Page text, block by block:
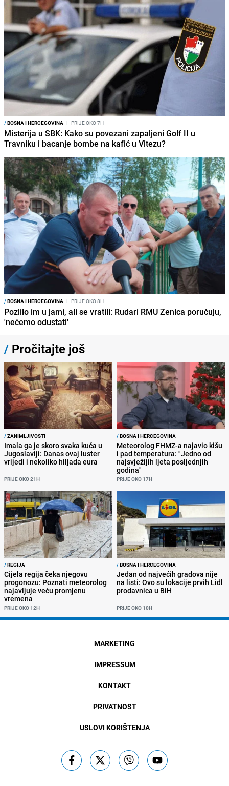
/BOSNA I HERCEGOVINA I PRIJE OKO 7H
Misterija u SBK: Kako su povezani zapaljeni Golf II u
Travniku i bacanje bombe na kafić u Vitezu?
/BOSNA I HERCEGOVINA I PRIJE OKO 8H
Pozlilo im u jami, ali se vratili: Rudari RMU Zenica poručuju,
'nećemo odustati'
/ Pročitajte još
/ZANIMLJIVOSTI
Imala ga je skoro svaka kuća u
Jugoslaviji: Danas ovaj luster
vrijedi i nekoliko hiljada eura
PRIJE OKO 21H
/BOSNA I HERCEGOVINA
Meteorolog FHMZ-a najavio kišu
i pad temperatura: "Jedno od
najsvježijih ljeta posljednjih
godina"
PRIJE OKO 17H
/REGIJA
Cijela regija čeka njegovu
progonozu: Poznati meteorolog
najavljuje veću promjenu
vremena
PRIJE OKO 12H
/BOSNA I HERCEGOVINA
Jedan od najvećih gradova nije
na listi: Ovo su lokacije prvih Lidl
prodavnica u BiH
PRIJE OKO 10H
MARKETING
IMPRESSUM
KONTAKT
PRIVATNOST
USLOVI KORIŠTENJA